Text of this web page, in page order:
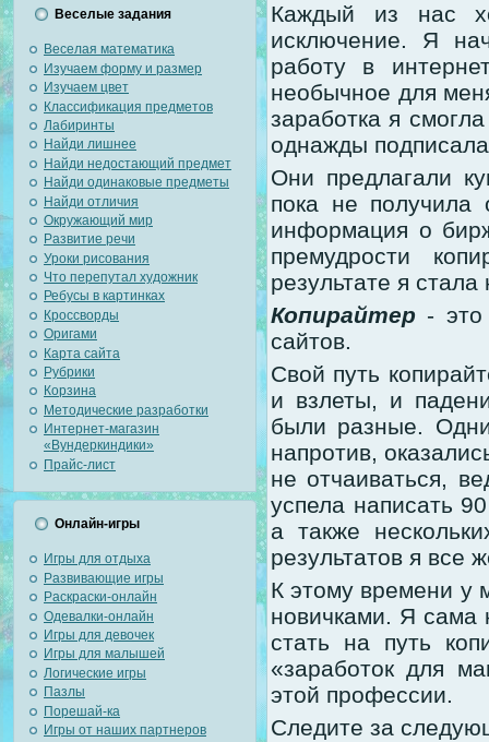
Веселые задания
Веселая математика
Изучаем форму и размер
Изучаем цвет
Классификация предметов
Лабиринты
Найди лишнее
Найди недостающий предмет
Найди одинаковые предметы
Найди отличия
Окружающий мир
Развитие речи
Уроки рисования
Что перепутал художник
Ребусы в картинках
Кроссворды
Оригами
Карта сайта
Рубрики
Корзина
Методические разработки
Интернет-магазин
«Вундеркиндики»
Прайс-лист
Онлайн-игры
Игры для отдыха
Развивающие игры
Раскраски-онлайн
Одевалки-онлайн
Игры для девочек
Игры для малышей
Логические игры
Пазлы
Порешай-ка
Игры от наших партнеров
Каждый из нас
исключение. Я
работу в
необычное для
заработка я
однажды
Они предлагали
пока не получила
информация о
премудрости
результате я
Копирайтер - это
сайтов.
Свой путь
и взлеты, и
были разные.
напротив,
не отчаиваться,
успела написать
а также
результатов я все
К этому времени у
новичками. Я сама
стать на путь
«заработок для
этой профессии.
Следите за